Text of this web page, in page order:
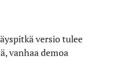
versio tulee
vanhaa demoa